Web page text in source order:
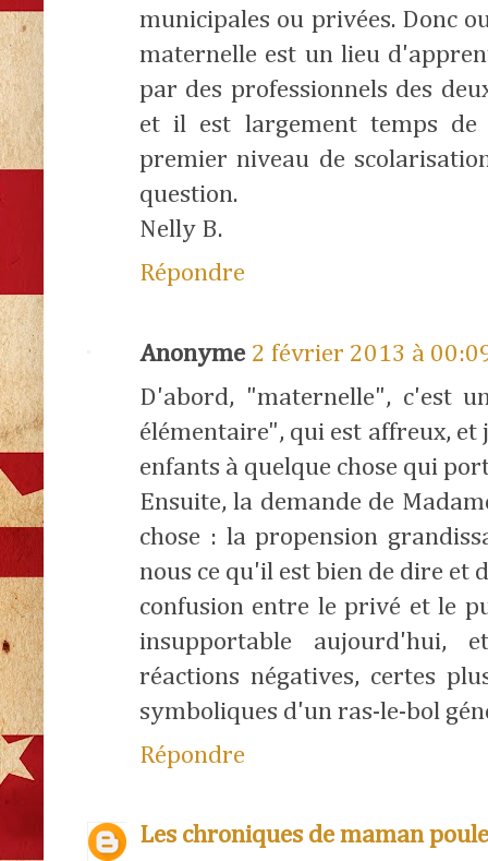
municipales ou privées. Donc
maternelle est un lieu
par des professionnels des
et il est largement temps de
premier niveau de
question.
Nelly B.
Répondre
Anonyme 2 février 2013 à
D'abord, "maternelle", c'est
élémentaire", qui est affreux, et
enfants à quelque chose qui
Ensuite, la demande de
chose : la propension
nous ce qu'il est bien de dire et
confusion entre le privé et le
insupportable aujourd'hui,
réactions négatives, certes
symboliques d'un ras-le-bol
Répondre
Les chroniques de maman poule